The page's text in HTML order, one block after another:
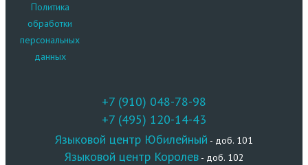
Политика
обработки
персональных
данных
+7 (910) 048-78-98
+7 (495) 120-14-43
Языковой центр Юбилейный - доб. 101
Языковой центр Королев- доб. 102